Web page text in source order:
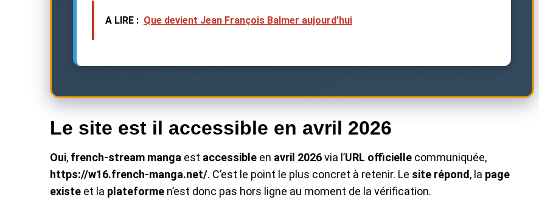
A LIRE : Que devient Jean François Balmer aujourd’hui
Le site est il accessible en avril 2026
Oui, french-stream manga est accessible en avril 2026via l’URL officielle communiquée,
https://w16.french-manga.net/. C’est le point le plus concret à retenir. Le site répond, la page
existe et la plateforme n’est donc pas hors ligne au moment de la vérification.